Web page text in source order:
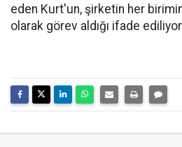
eden Kurt'un, şirketin her
olarak görev aldığı ifade